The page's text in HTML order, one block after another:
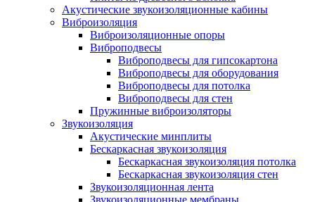
Акустические звукоизоляционные кабины
Виброизоляция
Виброизоляционные опоры
Виброподвесы
Виброподвесы для гипсокартона
Виброподвесы для оборудования
Виброподвесы для потолка
Виброподвесы для стен
Пружинные виброизоляторы
Звукоизоляция
Акустические минплиты
Бескаркасная звукоизоляция
Бескаркасная звукоизоляция потолка
Бескаркасная звукоизоляция стен
Звукоизоляционная лента
Звукоизоляционные мембраны